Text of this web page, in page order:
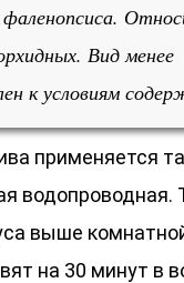
Вид менее
к условиям
применяется
водопроводная.
выше
на 30 минут в